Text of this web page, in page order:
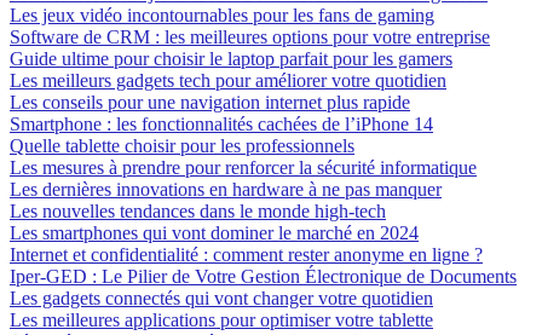
Les jeux vidéo incontournables pour les fans de gaming
Software de CRM : les meilleures options pour votre entreprise
Guide ultime pour choisir le laptop parfait pour les gamers
Les meilleurs gadgets tech pour améliorer votre quotidien
Les conseils pour une navigation internet plus rapide
Smartphone : les fonctionnalités cachées de l’iPhone 14
Quelle tablette choisir pour les professionnels
Les mesures à prendre pour renforcer la sécurité informatique
Les dernières innovations en hardware à ne pas manquer
Les nouvelles tendances dans le monde high-tech
Les smartphones qui vont dominer le marché en 2024
Internet et confidentialité : comment rester anonyme en ligne ?
Iper-GED : Le Pilier de Votre Gestion Électronique de Documents
Les gadgets connectés qui vont changer votre quotidien
Les meilleures applications pour optimiser votre tablette